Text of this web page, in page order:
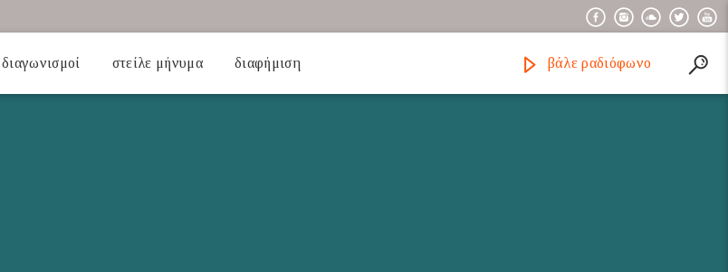
διαγωνισμοί στείλε μήνυμα διαφήμιση βάλε ραδιόφωνο